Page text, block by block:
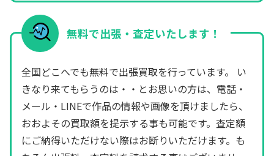
無料で出張・査定いたします！
全国どこへでも無料で出張買取を行っています。 い
きなり来てもらうのは・・とお思いの方は、電話・
メール・LINEで作品の情報や画像を頂けましたら、
おおよその買取額を提示する事も可能です。査定額
にご納得いただけない際はお断りいただけます。も